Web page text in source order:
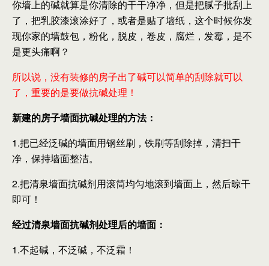
你墙上的碱就算是你清除的干干净净，但是把腻子批刮上
了，把乳胶漆滚涂好了，或者是贴了墙纸，这个时候你发
现你家的墙鼓包，粉化，脱皮，卷皮，腐烂，发霉，是不
是更头痛啊？
所以说，没有装修的房子出了碱可以简单的刮除就可以
了，重要的是要做抗碱处理！
新建的房子墙面抗碱处理的方法：
1.把已经泛碱的墙面用钢丝刷，铁刷等刮除掉，清扫干
净，保持墙面整洁。
2.把清泉墙面抗碱剂用滚筒均匀地滚到墙面上，然后晾干
即可！
经过清泉墙面抗碱剂处理后的墙面：
1.不起碱，不泛碱，不泛霜！